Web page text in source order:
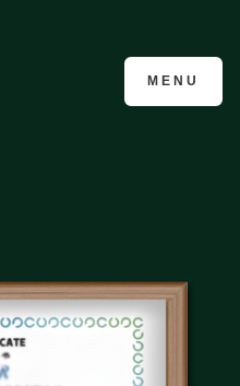
CMMI认证咨询
MENU